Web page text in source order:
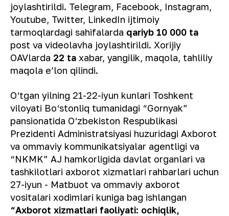
joylashtirildi. Telegram, Facebook, Instagram,
Youtube, Twitter, LinkedIn ijtimoiy
tarmoqlardagi sahifalarda qariyb 10 000 ta
post va videolavha joylashtirildi. Xorijiy
OAVlarda 22 ta xabar, yangilik, maqola, tahliliy
maqola e’lon qilindi.
O‘tgan yilning 21-22-iyun kunlari Toshkent
viloyati Bo‘stonliq tumanidagi “Gornyak”
pansionatida O‘zbekiston Respublikasi
Prezidenti Administratsiyasi huzuridagi Axborot
va ommaviy kommunikatsiyalar agentligi va
“NKMK” AJ hamkorligida davlat organlari va
tashkilotlari axborot xizmatlari rahbarlari uchun
27-iyun - Matbuot va ommaviy axborot
vositalari xodimlari kuniga bag ishlangan
“Axborot xizmatlari faoliyati: ochiqlik,